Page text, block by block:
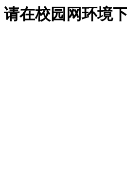
请在校园网环境